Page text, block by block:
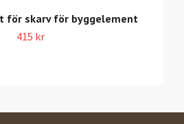
för skarv för byggelement
415 kr